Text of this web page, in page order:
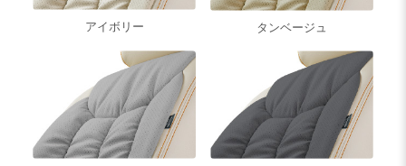
アイボリー タンベージュ